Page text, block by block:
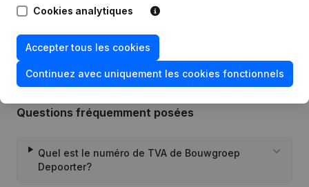
Rubrique Constitution (Nouvelle
Questions fréquemment posées
Quel est le numéro de TVA de Bouwgroep
Depoorter?
Cookies analytiques
Accepter tous les cookies
Continuez avec uniquement les cookies fonctionnels